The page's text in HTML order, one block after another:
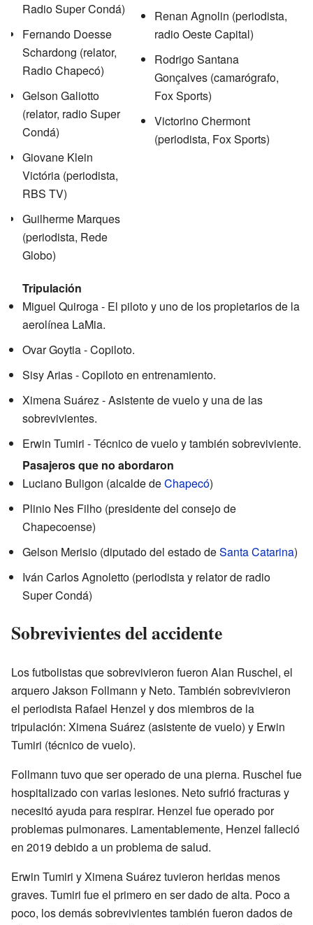
Radio Super Condá)
Fernando Doesse
Schardong (relator,
Radio Chapecó)
Gelson Galiotto
(relator, radio Super
Condá)
Giovane Klein
Victória (periodista,
RBS TV)
Guilherme Marques
(periodista, Rede
Globo)
Renan Agnolin (periodista,
radio Oeste Capital)
Rodrigo Santana
Gonçalves (camarógrafo,
Fox Sports)
Victorino Chermont
(periodista, Fox Sports)
Tripulación
Miguel Quiroga - El piloto y uno de los propietarios de la
aerolínea LaMia.
Ovar Goytia - Copiloto.
Sisy Arias - Copiloto en entrenamiento.
Ximena Suárez - Asistente de vuelo y una de las
sobrevivientes.
Erwin Tumiri - Técnico de vuelo y también sobreviviente.
Pasajeros que no abordaron
Luciano Buligon (alcalde deChapecó)
Plinio Nes Filho (presidente del consejo de
Chapecoense)
Gelson Merisio (diputado del estado deSanta Catarina)
Iván Carlos Agnoletto (periodista y relator de radio
Super Condá)
Sobrevivientes del accidente
Los futbolistas que sobrevivieron fueron Alan Ruschel, el
arquero Jakson Follmann y Neto. También sobrevivieron
el periodista Rafael Henzel y dos miembros de la
tripulación: Ximena Suárez (asistente de vuelo) y Erwin
Tumiri (técnico de vuelo).
Follmann tuvo que ser operado de una pierna. Ruschel fue
hospitalizado con varias lesiones. Neto sufrió fracturas y
necesitó ayuda para respirar. Henzel fue operado por
problemas pulmonares. Lamentablemente, Henzel falleció
en 2019 debido a un problema de salud.
Erwin Tumiri y Ximena Suárez tuvieron heridas menos
graves. Tumiri fue el primero en ser dado de alta. Poco a
poco, los demás sobrevivientes también fueron dados de